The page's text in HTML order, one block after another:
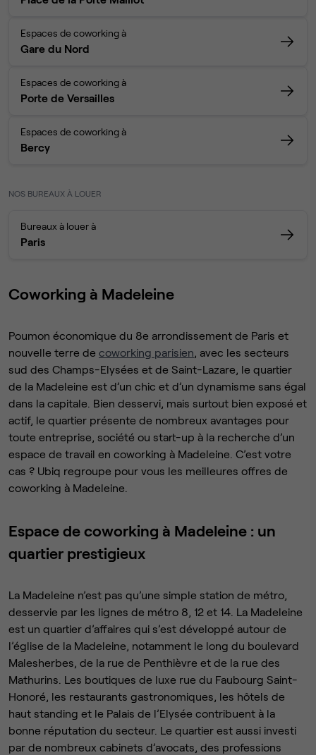
Espaces de coworking à
Gare du Nord
Espaces de coworking à
Porte de Versailles
Espaces de coworking à
Bercy
NOS BUREAUX À LOUER
Bureaux à louer à
Paris
Coworking à Madeleine
Poumon économique du 8e arrondissement de Paris et
nouvelle terre de coworking parisien, avec les secteurs
sud des Champs-Elysées et de Saint-Lazare, le quartier
de la Madeleine est d’un chic et d’un dynamisme sans égal
dans la capitale. Bien desservi, mais surtout bien exposé et
actif, le quartier présente de nombreux avantages pour
toute entreprise, société ou start-up à la recherche d’un
espace de travail en coworking à Madeleine. C’est votre
cas ? Ubiq regroupe pour vous les meilleures offres de
coworking à Madeleine.
Espace de coworking à Madeleine : un
quartier prestigieux
La Madeleine n’est pas qu’une simple station de métro,
desservie par les lignes de métro 8, 12 et 14. La Madeleine
est un quartier d’affaires qui s’est développé autour de
l’église de la Madeleine, notamment le long du boulevard
Malesherbes, de la rue de Penthièvre et de la rue des
Mathurins. Les boutiques de luxe rue du Faubourg Saint-
Honoré, les restaurants gastronomiques, les hôtels de
haut standing et le Palais de l’Elysée contribuent à la
bonne réputation du secteur. Le quartier est aussi investi
par de nombreux cabinets d’avocats, des professions